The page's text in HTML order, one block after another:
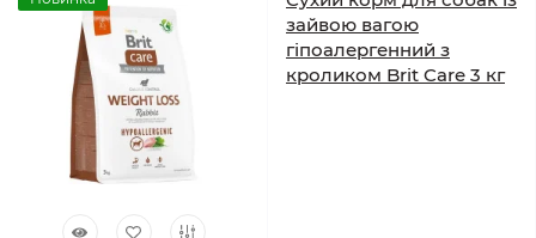
зайвою вагою
гіпоалергенний з
кроликом Brit Care 3 кг